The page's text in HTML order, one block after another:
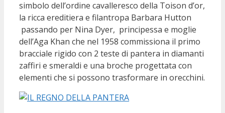
simbolo dell’ordine cavalleresco della Toison d’or,
la ricca ereditiera e filantropa Barbara Hutton
passando per Nina Dyer, principessa e moglie
dell’Aga Khan che nel 1958 commissiona il primo
bracciale rigido con 2 teste di pantera in diamanti
zaffiri e smeraldi e una broche progettata con
elementi che si possono trasformare in orecchini.